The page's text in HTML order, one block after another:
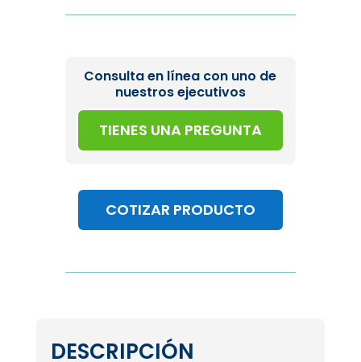
Consulta en línea con uno de
nuestros ejecutivos
TIENES UNA PREGUNTA
COTIZAR PRODUCTO
DESCRIPCIÓN